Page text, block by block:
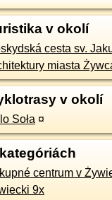
v okolí
cesta sv.
miasta
v okolí
Soła ¤
centrum v
9x